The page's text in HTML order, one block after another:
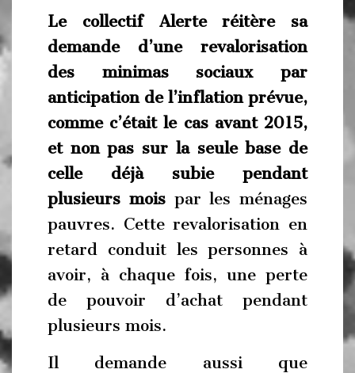
Le collectif Alerte réitère sa
demande d’une revalorisation
des minimas sociaux par
anticipation de l’inflation prévue,
comme c’était le cas avant 2015,
et non pas sur la seule base de
celle déjà subie pendant
plusieurs moispar les ménages
pauvres. Cette revalorisation en
retard conduit les personnes à
avoir, à chaque fois, une perte
de pouvoir d’achat pendant
plusieurs mois.
Il demande aussi que